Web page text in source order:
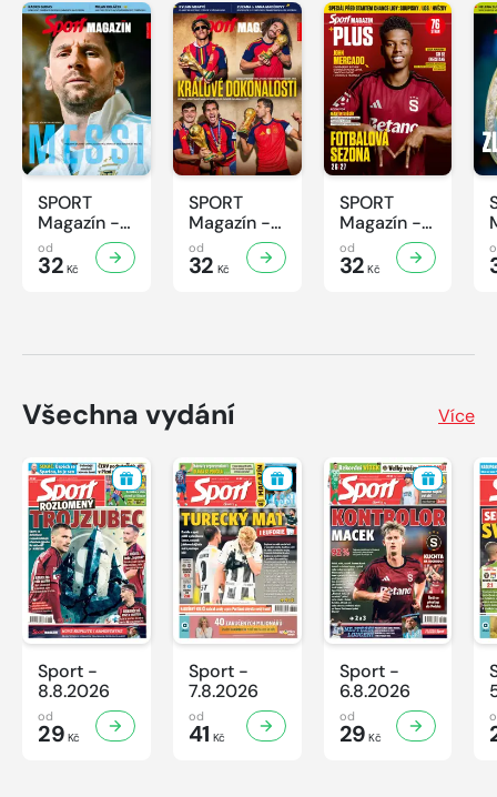
SPORT
Magazín -
32/2026
od
32 Kč
SPORT
Magazín -
31/2026
od
32 Kč
SPORT
Magazín -
30/2026
od
32 Kč
Všechna vydání Více
Sport -
8.8.2026
od
29 Kč
Sport -
7.8.2026
od
41 Kč
Sport -
6.8.2026
od
29 Kč